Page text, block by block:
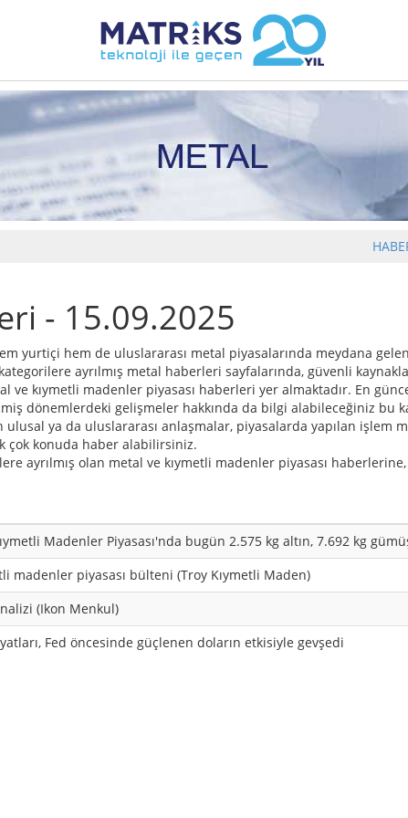
- 15.09.2025
yurtiçi hem de uluslararası metal piyasalarında meydana
ayrılmış metal haberleri sayfalarında, güvenli
ve kıymetli madenler piyasası haberleri yer almaktadır. En
dönemlerdeki gelişmeler hakkında da bilgi alabileceğiniz bu
ulusal ya da uluslararası anlaşmalar, piyasalarda yapılan işlem
çok konuda haber alabilirsiniz.
ayrılmış olan metal ve kıymetli madenler piyasası
Madenler Piyasası'nda bugün 2.575 kg altın, 7.692 kg
madenler piyasası bülteni (Troy Kıymetli Maden)
(Ikon Menkul)
Fed öncesinde güçlenen doların etkisiyle gevşedi